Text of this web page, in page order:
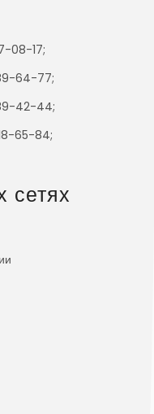
08-17;
64-77;
42-44;
65-84;
сетях